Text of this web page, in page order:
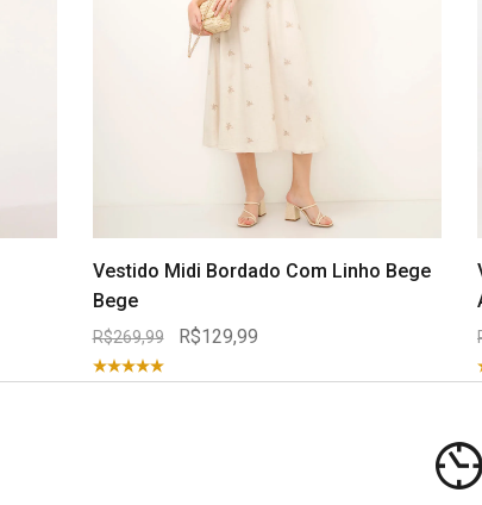
Vestido Midi Bordado Com Linho Bege
Bege
R$269,99 R$129,99